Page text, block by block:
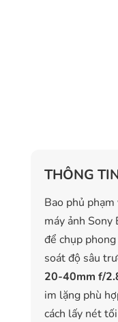
THÔNG
Bao phủ
máy ảnh
để chụp
soát độ sâu
20-40mm f/
im lặng phù
cách lấy nét